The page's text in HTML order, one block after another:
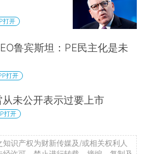
打开
鲁宾斯坦：PE民主化是未
打开
未公开表示过要上市
打开
识产权为财新传媒及/或相关权利人